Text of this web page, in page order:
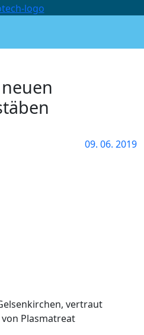
09. 06. 2019
vertraut
Plasmatreat